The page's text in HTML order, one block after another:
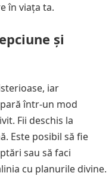
în viața ta.
și
iar
într-un mod
Fii deschis la
Este posibil să fie
sau să faci
cu planurile divine.